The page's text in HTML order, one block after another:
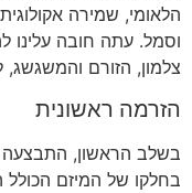
הלאומי, שמירה
וסמל. עתה חובה עלינו
צלמון, הזורם והמשגשג,
הזרמה ראשונית
בשלב הראשון, התבצעה
בחלקו של המיזם